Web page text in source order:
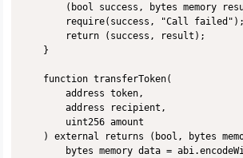
(bool success, bytes memory
        require(success, "Call failed");
        return (success, result);
    }
    function transferToken(
        address token,
        address recipient,
        uint256 amount
) external returns (bool, bytes
bytes memory data =